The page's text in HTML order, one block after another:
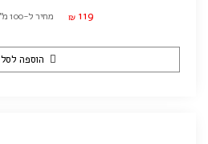
₪ 119 מחיר ל-100 מ"ל: ₪11.90
הוספה לסל